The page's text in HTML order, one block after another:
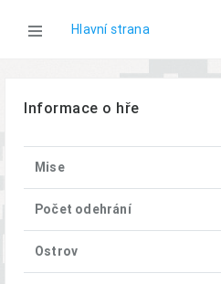
Hlavní strana
Hry
Bear Trap (08.05.2026)
Informace o hře
Mise
Počet odehrání
Ostrov